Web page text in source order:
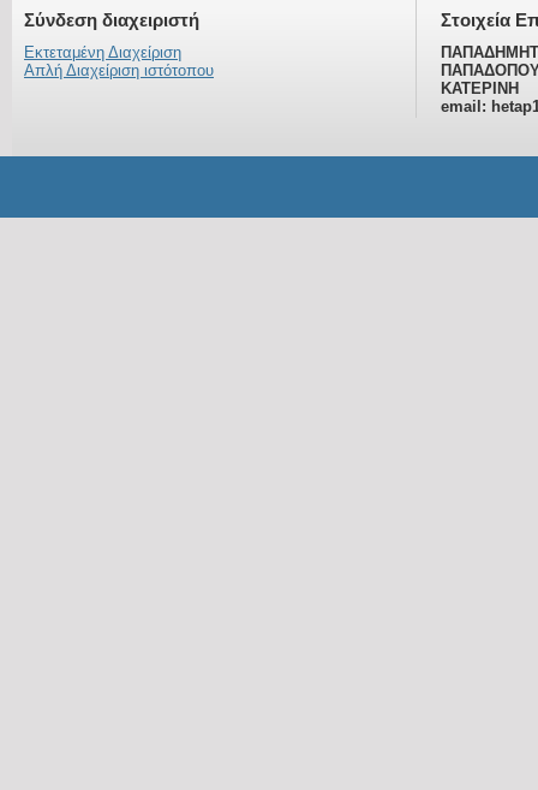
Σύνδεση διαχειριστή
Εκτεταμένη Διαχείριση
Απλή Διαχείριση ιστότοπου
Στοιχεία
ΚΑΤΕΡΙΝΗ
email: